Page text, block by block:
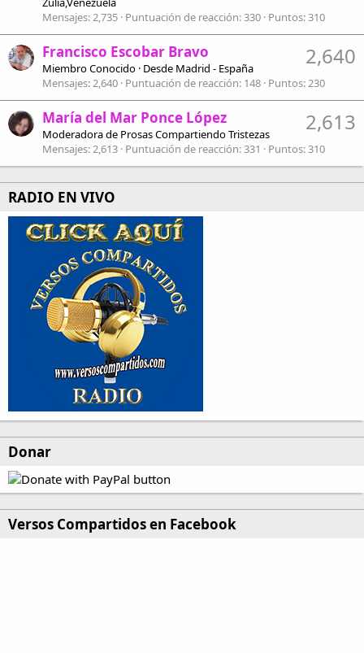
Mensajes 2,735 Puntuación de reacción 330 Puntos 310
2,640
Francisco Escobar Bravo
Miembro Conocido · Desde Madrid - España
Mensajes 2,640 Puntuación de reacción 148 Puntos 230
2,613
María del Mar Ponce López
Moderadora de Prosas Compartiendo Tristezas
Mensajes 2,613 Puntuación de reacción 331 Puntos 310
RADIO EN VIVO
Donar
Versos Compartidos en Facebook